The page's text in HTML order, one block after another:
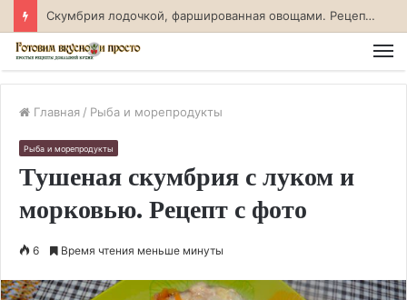
Скумбрия лодочкой, фаршированная овощами. Рецепт с фото
Главная / Рыба и морепродукты
Рыба и морепродукты
Тушеная скумбрия с луком и
морковью. Рецепт с фото
6 Время чтения меньше минуты